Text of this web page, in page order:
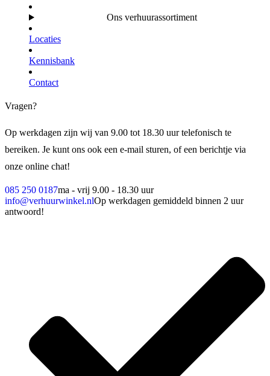
Ons verhuurassortiment
Locaties
Kennisbank
Contact
Vragen?
Op werkdagen zijn wij van 9.00 tot 18.30 uur telefonisch te
bereiken. Je kunt ons ook een e-mail sturen, of een berichtje via
onze online chat!
085 250 0187ma - vrij 9.00 - 18.30 uur
info@verhuurwinkel.nlOp werkdagen gemiddeld binnen 2 uur
antwoord!